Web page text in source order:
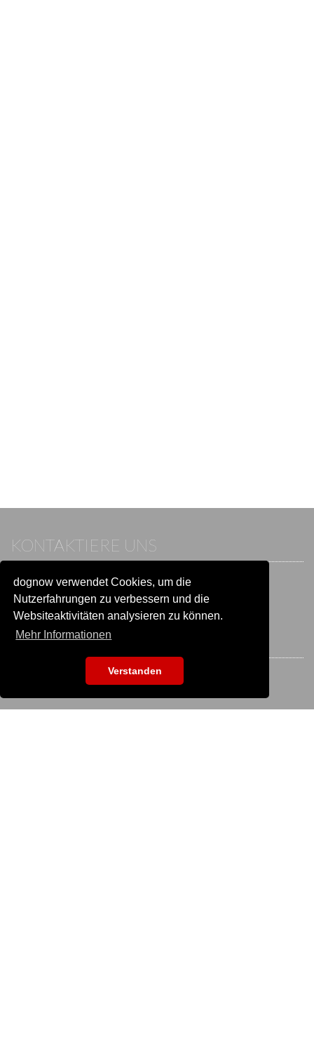
dognow verwendet Cookies, um die
Nutzerfahrungen zu verbessern und die
Websiteaktivitäten analysieren zu können.
Mehr Informationen
Verstanden
KONTAKTIERE UNS
Wenn du bereits einen Account hast, melde dich bitte an.
Sonst besuche unser Hilfe- und Kontaktcenter:
Zu
Hilfe und Kontaktwechseln
BLEIB IN VERBINDUNG